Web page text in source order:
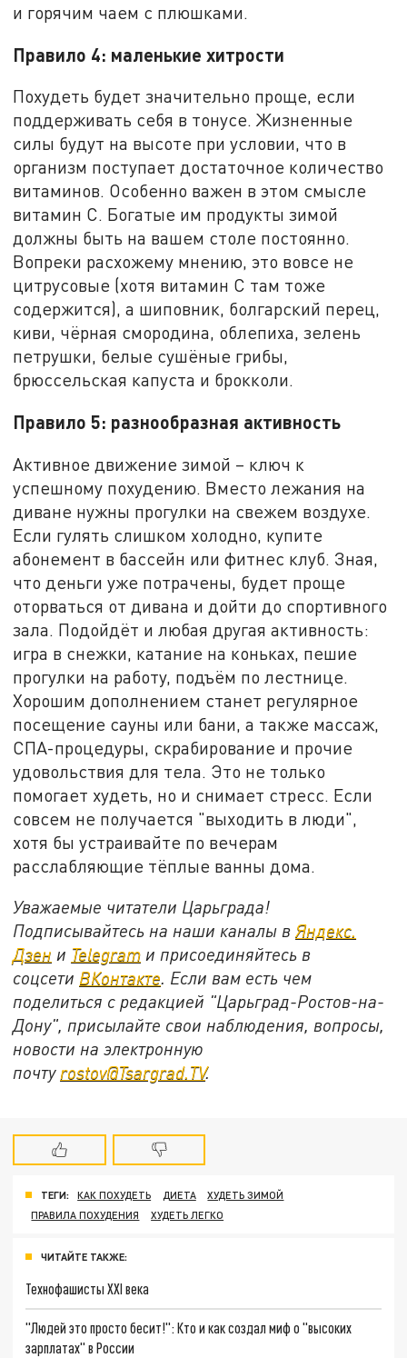
и горячим чаем с плюшками.
Правило 4: маленькие хитрости
Похудеть будет значительно проще, если
поддерживать себя в тонусе. Жизненные
силы будут на высоте при условии, что в
организм поступает достаточное количество
витаминов. Особенно важен в этом смысле
витамин С. Богатые им продукты зимой
должны быть на вашем столе постоянно.
Вопреки расхожему мнению, это вовсе не
цитрусовые (хотя витамин С там тоже
содержится), а шиповник, болгарский перец,
киви, чёрная смородина, облепиха, зелень
петрушки, белые сушёные грибы,
брюссельская капуста и брокколи.
Правило 5: разнообразная активность
Активное движение зимой – ключ к
успешному похудению. Вместо лежания на
диване нужны прогулки на свежем воздухе.
Если гулять слишком холодно, купите
абонемент в бассейн или фитнес клуб. Зная,
что деньги уже потрачены, будет проще
оторваться от дивана и дойти до спортивного
зала. Подойдёт и любая другая активность:
игра в снежки, катание на коньках, пешие
прогулки на работу, подъём по лестнице.
Хорошим дополнением станет регулярное
посещение сауны или бани, а также массаж,
СПА-процедуры, скрабирование и прочие
удовольствия для тела. Это не только
помогает худеть, но и снимает стресс. Если
совсем не получается "выходить в люди",
хотя бы устраивайте по вечерам
расслабляющие тёплые ванны дома.
Уважаемые читатели Царьграда!
Подписывайтесь на наши каналы вЯндекс.
Дзен и Telegram и присоединяйтесь в
соцсети ВКонтакте. Если вам есть чем
поделиться с редакцией "Царьград-Ростов-на-
Дону", присылайте свои наблюдения, вопросы,
новости на электронную
почту rostov@Tsargrad.ТV.
ТЕГИ: КАК ПОХУДЕТЬ ДИЕТА
ХУДЕТЬ ЗИМОЙ
ПРАВИЛА ПОХУДЕНИЯ
ХУДЕТЬ ЛЕГКО
ЧИТАЙТЕ ТАКЖЕ:
Технофашисты XXI века
"Людей это просто бесит!": Кто и как создал миф о "высоких
зарплатах" в России